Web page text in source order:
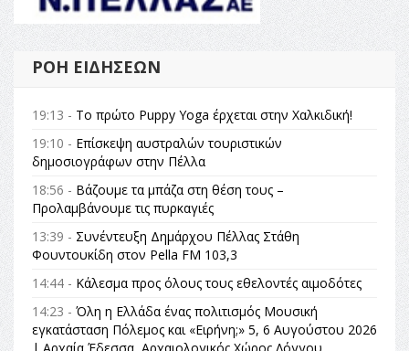
ΡΟΉ ΕΙΔΉΣΕΩΝ
19:13 - Το πρώτο Puppy Yoga έρχεται στην Χαλκιδική!
19:10 - Επίσκεψη αυστραλών τουριστικών
δημοσιογράφων στην Πέλλα
18:56 - Βάζουμε τα μπάζα στη θέση τους –
Προλαμβάνουμε τις πυρκαγιές
13:39 - Συνέντευξη Δημάρχου Πέλλας Στάθη
Φουντουκίδη στον Pella FM 103,3
14:44 - Κάλεσμα προς όλους τους εθελοντές αιμοδότες
14:23 - Όλη η Ελλάδα ένας πολιτισμός Μουσική
εγκατάσταση Πόλεμος και «Ειρήνη;» 5, 6 Αυγούστου 2026